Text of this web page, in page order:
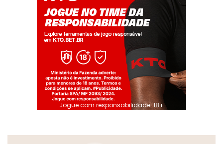
Jogue com responsabilidade. 18+